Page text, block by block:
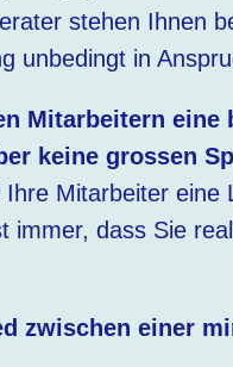
stehen Ihnen
unbedingt in
Mitarbeitern
keine grossen
Mitarbeiter
immer, dass Sie
zwischen einer